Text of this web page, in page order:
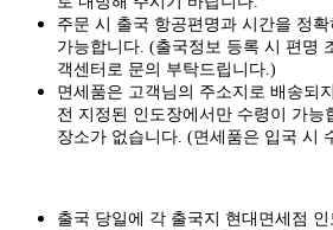
주문 시 출국 항공편명과 시간을 정확
가능합니다. (출국정보 등록 시 편명
객센터로 문의 부탁드립니다.)
면세품은 고객님의 주소지로 배송되
전 지정된 인도장에서만 수령이 가능
장소가 없습니다. (면세품은 입국 시
출국 당일에 각 출국지 현대면세점